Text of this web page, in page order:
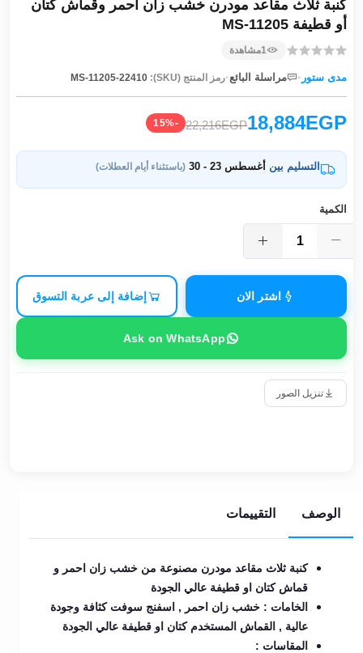
كنبة ثلاث مقاعد مودرن خشب زان أحمر وقماش كتان
أو قطيفة MS-11205
1مشاهدة
مدى ستور · مراسلة البائع·رمز المنتج (SKU): MS-11205-22410
18,884EGP
22,216EGP
-15%
التسليم بين أغسطس 23 - 30 (باستثناء أيام العطلات)
الكمية
اشتر الان إضافة إلى عربة التسوق
Ask on WhatsApp
تنزيل الصور
الوصف التقييمات
كنبة ثلاث مقاعد مودرن مصنوعة من خشب زان احمر و
قماش كتان او قطيفة عالي الجودة
الخامات : خشب زان احمر , اسفنج سوفت كثافة وجودة
عالية , القماش المستخدم كتان او قطيفة عالي الجودة
المقاسات :